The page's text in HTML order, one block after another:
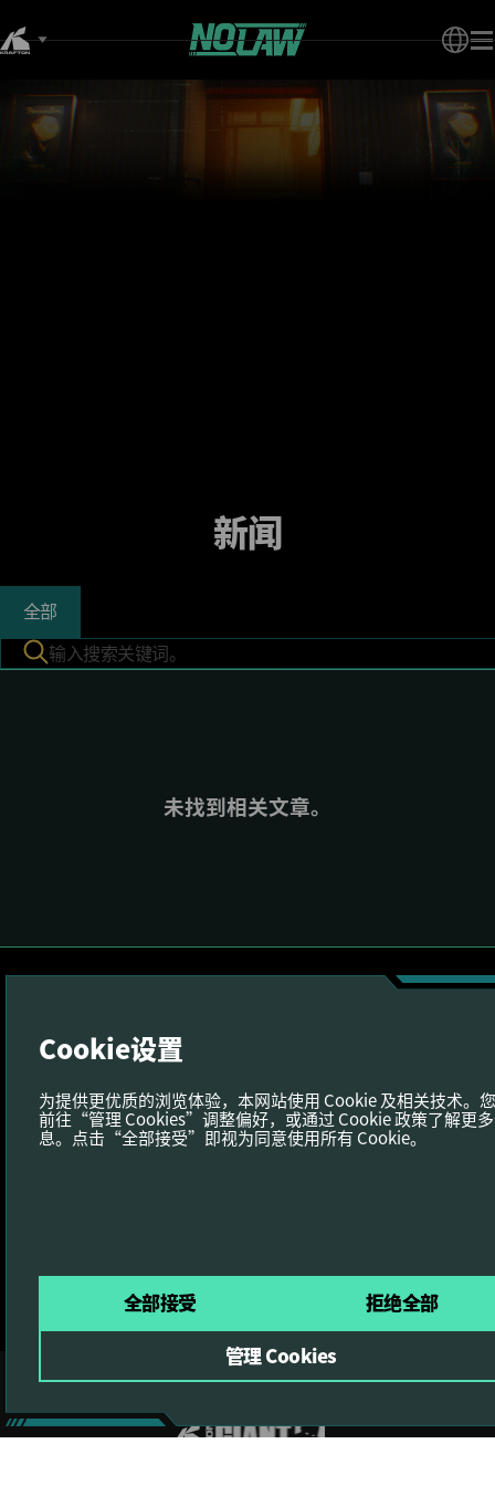
新闻
全部
未找到相关文章。
Cookie设置
为提供更优质的浏览体验，本网站使用 Cookie 及相关技术。
前往“管理 Cookies”调整偏好，或通过 Cookie 政策了解更
息。点击“全部接受”即视为同意使用所有 Cookie。
全部接受 拒绝全部
管理 Cookies